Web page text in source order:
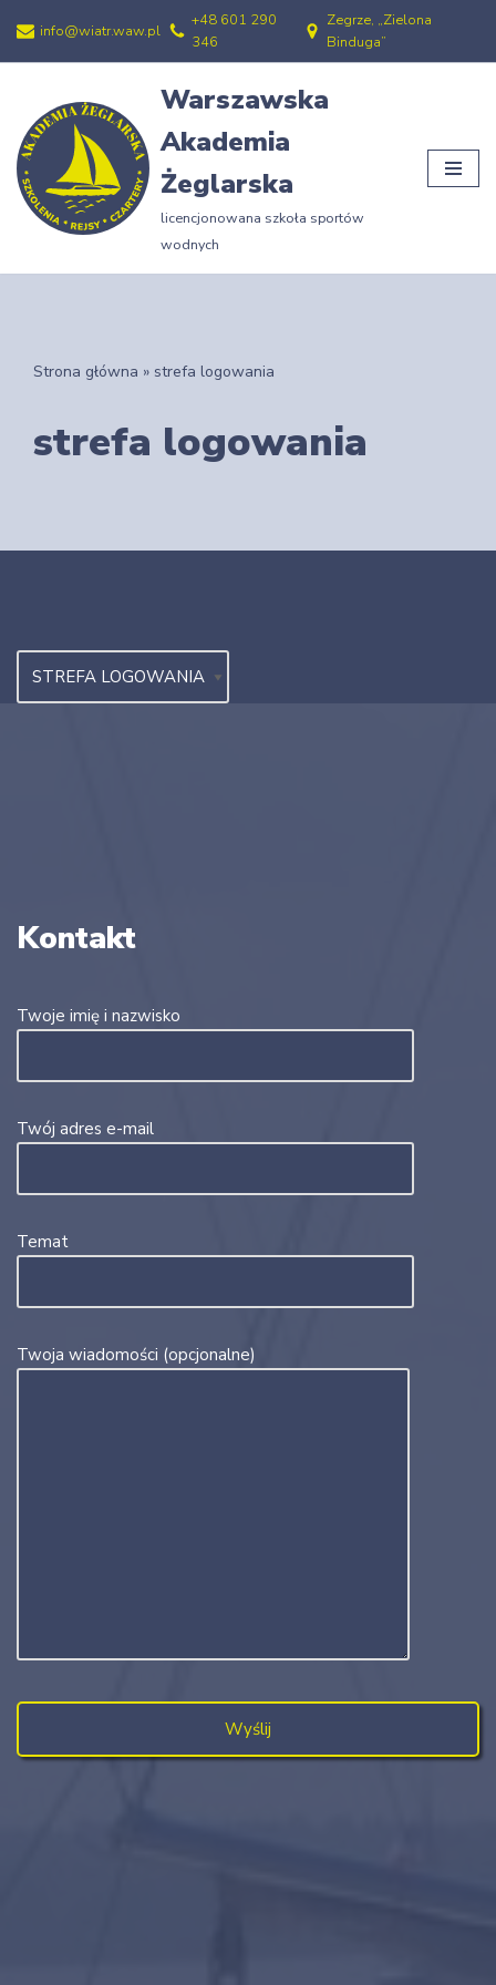
Przejdź
treści
info@wiatr.waw.pl
+48 601 290
346
Zegrze, „Zielona
Binduga”
Warszawska
Akademia
Żeglarska
licencjonowana szkoła sportów
wodnych
Strona główna » strefa logowania
strefa logowania
Kontakt
Twoje imię i nazwisko
Twój adres e-mail
Temat
Twoja wiadomości (opcjonalne)